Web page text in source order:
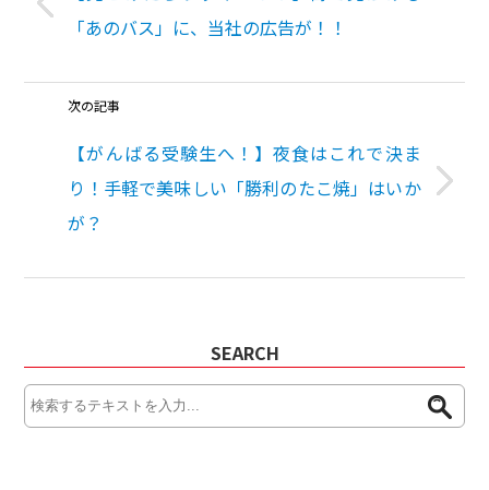
「あのバス」に、当社の広告が！！
次の記事
【がんばる受験生へ！】夜食はこれで決ま
り！手軽で美味しい「勝利のたこ焼」はいか
が？
SEARCH